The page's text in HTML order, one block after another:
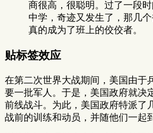
商很高，很聪明。过了一段
中学，奇迹又发生了，那几
真的成为了班上的佼佼者。
贴标签效应
在第二次世界大战期间，美国由于
要一批军人。于是，美国政府就决
前线战斗。为此，美国政府特派了
战前的训练和动员，并随他们一起